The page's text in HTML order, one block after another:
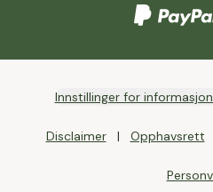
Innstillinger for
Disclaimer Opphavsrett